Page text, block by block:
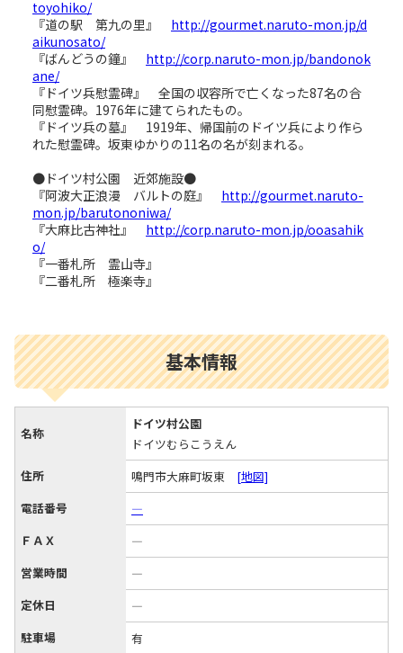
toyohiko/
『道の駅 第九の里』 http://gourmet.naruto-mon.jp/d
aikunosato/
『ばんどうの鐘』 http://corp.naruto-mon.jp/bandonok
ane/
『ドイツ兵慰霊碑』 全国の収容所で亡くなった87名の合
同慰霊碑。1976年に建てられたもの。
『ドイツ兵の墓』 1919年、帰国前のドイツ兵により作ら
れた慰霊碑。坂東ゆかりの11名の名が刻まれる。
●ドイツ村公園 近郊施設●
『阿波大正浪漫 バルトの庭』 http://gourmet.naruto-
mon.jp/barutononiwa/
『大麻比古神社』 http://corp.naruto-mon.jp/ooasahik
o/
『一番札所 霊山寺』
『二番札所 極楽寺』
基本情報
名称
ドイツ村公園
ドイツむらこうえん
住所
鳴門市大麻町坂東 [地図]
電話番号
―
ＦＡＸ
―
営業時間
―
定休日
―
駐車場
有